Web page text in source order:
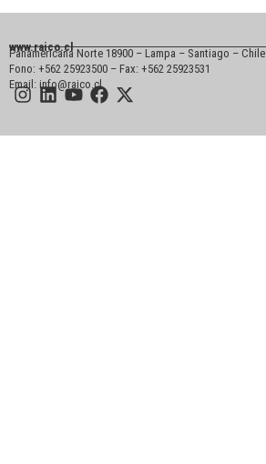
www.raico.cl
Panamericana Norte 18900 – Lampa – Santiago – Chile
Fono: +562 25923500 – Fax: +562 25923531
Email: info@raico.cl